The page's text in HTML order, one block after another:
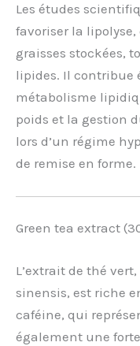
Les études
favoriser la
graisses stockées,
lipides. Il contribue
métabolisme
poids et la gestion
lors d’un régime
de remise en forme.
Green tea extract
L’extrait de thé
sinensis, est riche
caféine, qui
également une forte